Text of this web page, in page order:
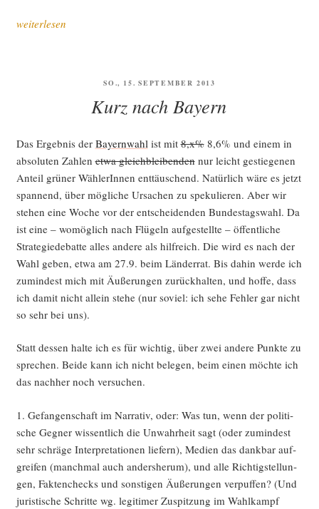
„Die
das
Pro­
blem
nicht lösen“
weiterlesen
VERÖFFENTLICHT
SO., 15. SEPTEMBER 2013
Kurz nach Bayern
Das Ergeb­nis der Bay­ern­wahl ist mit8,x%8,6% und einem in
abso­lu­ten Zah­lenetwa gleich­blei­ben­dennur leicht gestie­ge­nen
Anteil grü­ner Wäh­le­rIn­nen ent­täu­schend. Natür­lich wäre es jetzt
span­nend, über mög­li­che Ursa­chen zu spe­ku­lie­ren. Aber wir
ste­hen eine Woche vor der ent­schei­den­den Bun­des­tags­wahl. Da
ist eine – womög­lich nach Flü­geln auf­ge­stell­te – öffent­li­che
Stra­te­gie­de­bat­te alles ande­re als hilf­reich. Die wird es nach der
Wahl geben, etwa am 27.9. beim Län­der­rat. Bis dahin wer­de ich
zumin­dest mich mit Äuße­run­gen zurück­hal­ten, und hof­fe, dass
ich damit nicht allein ste­he (nur soviel: ich sehe Feh­ler gar nicht
so sehr bei uns).
Statt des­sen hal­te ich es für wich­tig, über zwei ande­re Punk­te zu
spre­chen. Bei­de kann ich nicht bele­gen, beim einen möch­te ich
das nach­her noch versuchen.
1. Gefan­gen­schaft im Nar­ra­tiv, oder: Was tun, wenn der poli­ti­
sche Geg­ner wis­sent­lich die Unwahr­heit sagt (oder zumin­dest
sehr schrä­ge Inter­pre­ta­tio­nen lie­fern), Medi­en das dank­bar auf­
grei­fen (manch­mal auch anders­her­um), und alle Rich­tig­stel­lun­
gen, Fak­ten­checks und sons­ti­gen Äuße­run­gen ver­puf­fen? (Und
juris­ti­sche Schrit­te wg. legi­ti­mer Zuspit­zung im Wahl­kampf